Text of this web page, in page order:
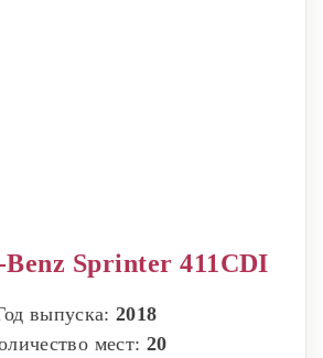
Benz Sprinter 411CDI
выпуска:2018
мест: 20